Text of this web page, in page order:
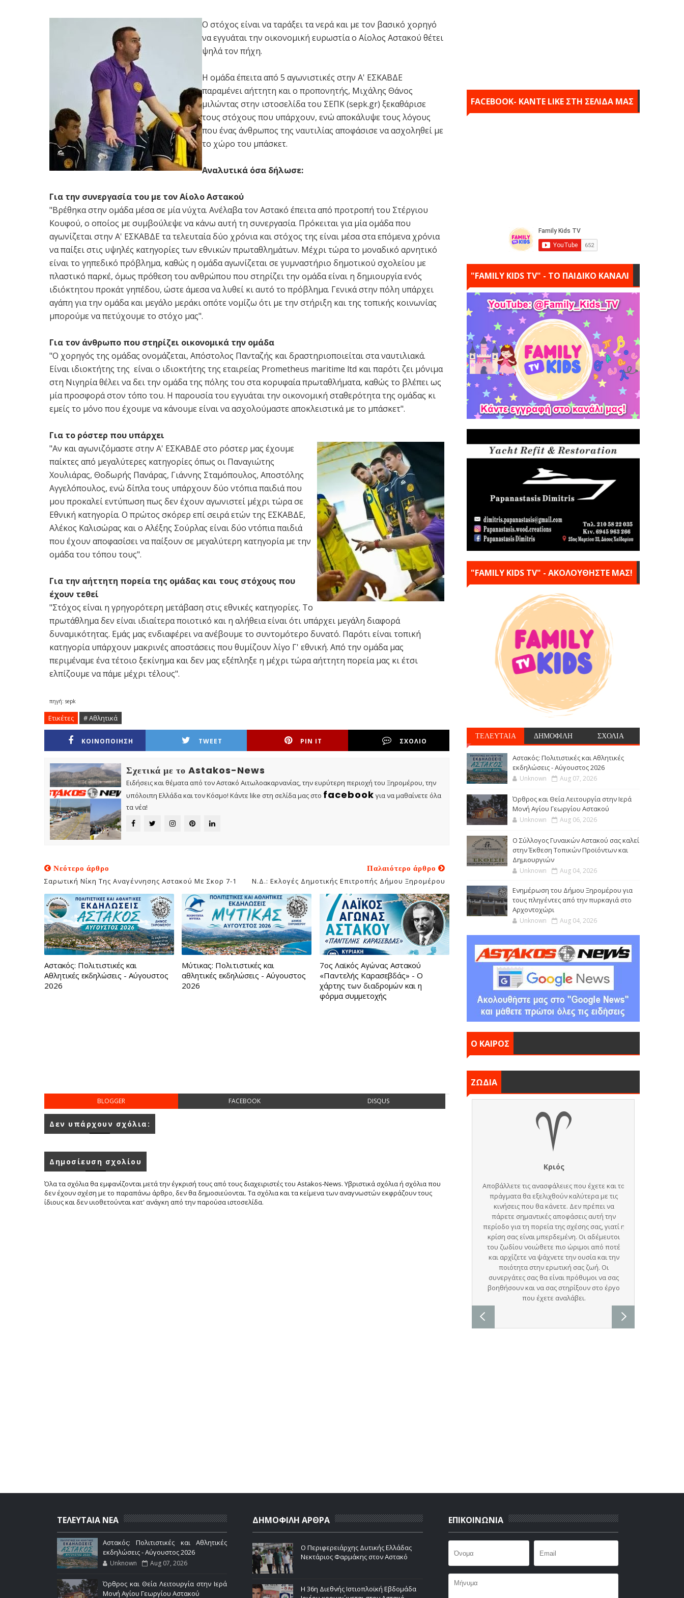
Ο στόχος είναι να ταράξει τα νερά και με τον βασικό χορηγό
να εγγυάται την οικονομική ευρωστία ο Αίολος Αστακού θέτει
ψηλά τον πήχη.
Η ομάδα έπειτα από 5 αγωνιστικές στην Α' ΕΣΚΑΒΔΕ
παραμένει αήττητη και ο προπονητής, Μιχάλης Θάνος
μιλώντας στην ιστοσελίδα του ΣΕΠΚ (sepk.gr) ξεκαθάρισε
τους στόχους που υπάρχουν, ενώ αποκάλυψε τους λόγους
που ένας άνθρωπος της ναυτιλίας αποφάσισε να ασχοληθεί με
το χώρο του μπάσκετ.
Αναλυτικά όσα δήλωσε:
Για την συνεργασία του με τον Αίολο Αστακού
"Βρέθηκα στην ομάδα μέσα σε μία νύχτα. Ανέλαβα τον Αστακό έπειτα από προτροπή του Στέργιου
Κουφού, ο οποίος με συμβούλεψε να κάνω αυτή τη συνεργασία. Πρόκειται για μία ομάδα που
αγωνίζεται στην Α' ΕΣΚΑΒΔΕ τα τελευταία δύο χρόνια και στόχος της είναι μέσα στα επόμενα χρόνια
να παίξει στις υψηλές κατηγορίες των εθνικών πρωταθλημάτων. Μέχρι τώρα το μοναδικό αρνητικό
είναι το γηπεδικό πρόβλημα, καθώς η ομάδα αγωνίζεται σε γυμναστήριο δημοτικού σχολείου με
πλαστικό παρκέ, όμως πρόθεση του ανθρώπου που στηρίζει την ομάδα είναι η δημιουργία ενός
ιδιόκτητου προκάτ γηπέδου, ώστε άμεσα να λυθεί κι αυτό το πρόβλημα. Γενικά στην πόλη υπάρχει
αγάπη για την ομάδα και μεγάλο μεράκι οπότε νομίζω ότι με την στήριξη και της τοπικής κοινωνίας
μπορούμε να πετύχουμε το στόχο μας".
Για τον άνθρωπο που στηρίζει οικονομικά την ομάδα
"Ο χορηγός της ομάδας ονομάζεται, Απόστολος Πανταζής και δραστηριοποιείται στα ναυτιλιακά.
Είναι ιδιοκτήτης της είναι ο ιδιοκτήτης της εταιρείας Prometheus maritime ltd και παρότι ζει μόνιμα
στη Νιγηρία θέλει να δει την ομάδα της πόλης του στα κορυφαία πρωταθλήματα, καθώς το βλέπει ως
μία προσφορά στον τόπο του. Η παρουσία του εγγυάται την οικονομική σταθερότητα της ομάδας κι
εμείς το μόνο που έχουμε να κάνουμε είναι να ασχολούμαστε αποκλειστικά με το μπάσκετ".
Για το ρόστερ που υπάρχει
"Αν και αγωνιζόμαστε στην Α' ΕΣΚΑΒΔΕ στο ρόστερ μας έχουμε
παίκτες από μεγαλύτερες κατηγορίες όπως οι Παναγιώτης
Χουλιάρας, Θοδωρής Πανάρας, Γιάννης Σταμόπουλος, Αποστόλης
Αγγελόπουλος, ενώ δίπλα τους υπάρχουν δύο ντόπια παιδιά που
μου προκαλεί εντύπωση πως δεν έχουν αγωνιστεί μέχρι τώρα σε
Εθνική κατηγορία. Ο πρώτος σκόρερ επί σειρά ετών της ΕΣΚΑΒΔΕ,
Αλέκος Καλισώρας και ο Αλέξης Σούρλας είναι δύο ντόπια παιδιά
που έχουν αποφασίσει να παίξουν σε μεγαλύτερη κατηγορία με την
ομάδα του τόπου τους".
Για την αήττητη πορεία της ομάδας και τους στόχους που
έχουν τεθεί
"Στόχος είναι η γρηγορότερη μετάβαση στις εθνικές κατηγορίες. Το
πρωτάθλημα δεν είναι ιδιαίτερα ποιοτικό και η αλήθεια είναι ότι υπάρχει μεγάλη διαφορά
δυναμικότητας. Εμάς μας ενδιαφέρει να ανέβουμε το συντομότερο δυνατό. Παρότι είναι τοπική
κατηγορία υπάρχουν μακρινές αποστάσεις που θυμίζουν λίγο Γ' εθνική. Από την ομάδα μας
περιμέναμε ένα τέτοιο ξεκίνημα και δεν μας εξέπληξε η μέχρι τώρα αήττητη πορεία μας κι έτσι
ελπίζουμε να πάμε μέχρι τέλους".
πηγή: sepk
Ετικέτες # Αθλητικά
ΚΟΙΝΟΠΟΙΗΣΗ TWEET PIN IT ΣΧΟΛΙΟ
Σχετικά με το Astakos-News
Ειδήσεις και θέματα από τον Αστακό Αιτωλοακαρνανίας, την ευρύτερη περιοχή του Ξηρομέρου, την
υπόλοιπη Ελλάδα και τον Κόσμο! Κάντε like στη σελίδα μας στο facebook για να μαθαίνετε όλα
τα νέα!
Νεότερο άρθρο
Σαρωτική Νίκη Της Αναγέννησης Αστακού Με Σκορ 7-1
Παλαιότερο άρθρο
Ν.Δ.: Εκλογές Δημοτικής Επιτροπής Δήμου Ξηρομέρου
Αστακός: Πολιτιστικές και
Αθλητικές εκδηλώσεις - Αύγουστος
2026
Μύτικας: Πολιτιστικές και
αθλητικές εκδηλώσεις - Αύγουστος
2026
7ος Λαϊκός Αγώνας Αστακού
«Παντελής Καρασεβδάς» - Ο
χάρτης των διαδρομών και η
φόρμα συμμετοχής
BLOGGER FACEBOOK DISQUS
Δεν υπάρχουν σχόλια:
Δημοσίευση σχολίου
Όλα τα σχόλια θα εμφανίζονται μετά την έγκρισή τους από τους διαχειριστές του Astakos-News. Υβριστικά σχόλια ή σχόλια που
δεν έχουν σχέση με το παραπάνω άρθρο, δεν θα δημοσιεύονται. Τα σχόλια και τα κείμενα των αναγνωστών εκφράζουν τους
ίδιους και δεν υιοθετούνται κατ' ανάγκη από την παρούσα ιστοσελίδα.
FACEBOOK- KANTE LIKE ΣΤΗ ΣΕΛΙΔΑ ΜΑΣ
"FAMILY KIDS TV" - ΤΟ ΠΑΙΔΙΚΟ ΚΑΝΑΛΙ
"FAMILY KIDS TV" - ΑΚΟΛΟΥΘΗΣΤΕ ΜΑΣ!
ΤΕΛΕΥΤΑΙΑ ΔΗΜΟΦΙΛΗ ΣΧΟΛΙΑ
Αστακός: Πολιτιστικές και Αθλητικές
εκδηλώσεις - Αύγουστος 2026
Unknown Aug 07, 2026
Όρθρος και Θεία Λειτουργία στην Ιερά
Μονή Αγίου Γεωργίου Αστακού
Unknown Aug 06, 2026
Ο Σύλλογος Γυναικών Αστακού σας καλεί
στην Έκθεση Τοπικών Προϊόντων και
Δημιουργιών
Unknown Aug 04, 2026
Ενημέρωση του Δήμου Ξηρομέρου για
τους πληγέντες από την πυρκαγιά στο
Αρχοντοχώρι
Unknown Aug 04, 2026
Ο ΚΑΙΡΟΣ
ΖΩΔΙΑ
ΤΕΛΕΥΤΑΙΑ ΝΕΑ
Αστακός: Πολιτιστικές και Αθλητικές
εκδηλώσεις - Αύγουστος 2026
Unknown Aug 07, 2026
Όρθρος και Θεία Λειτουργία στην Ιερά
Μονή Αγίου Γεωργίου Αστακού
ΔΗΜΟΦΙΛΗ ΑΡΘΡΑ
Ο Περιφερειάρχης Δυτικής Ελλάδας
Νεκτάριος Φαρμάκης στον Αστακό
Η 36η Διεθνής Ιστιοπλοϊκή Εβδομάδα
ΕΠΙΚΟΙΝΩΝΙΑ